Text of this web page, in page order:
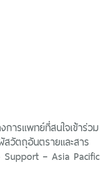
ารแพทย์ที่สนใจเข้าร่วม
วัตถุอันตรายและสาร
– Asia Pacific